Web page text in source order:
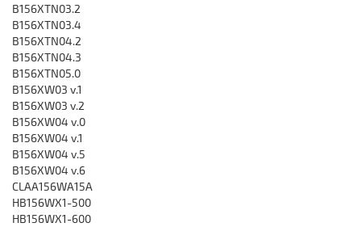
B156XTN03.2
B156XTN03.4
B156XTN04.2
B156XTN04.3
B156XTN05.0
B156XW03 v.1
B156XW03 v.2
B156XW04 v.0
B156XW04 v.1
B156XW04 v.5
B156XW04 v.6
CLAA156WA15A
HB156WX1-500
HB156WX1-600